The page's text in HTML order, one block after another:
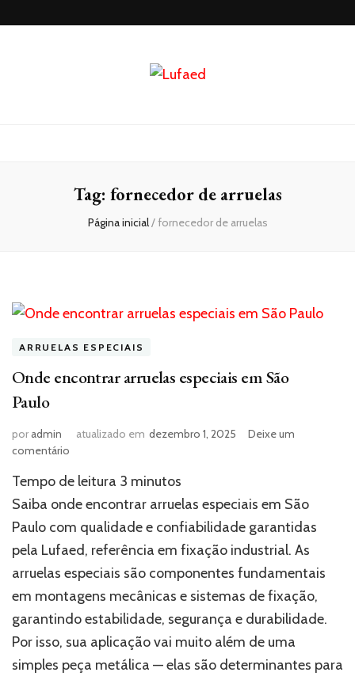
Tag: fornecedor de arruelas
Página inicial/fornecedor de arruelas
ARRUELAS ESPECIAIS
Onde encontrar arruelas especiais em São
Paulo
poradmin atualizado em dezembro 1, 2025
Deixe um
comentário
encontrar
arruelas
em
São
Tempo de leitura 3 minutos
Saiba onde encontrar arruelas especiais em São
Paulo com qualidade e confiabilidade garantidas
pela Lufaed, referência em fixação industrial. As
arruelas especiais são componentes fundamentais
em montagens mecânicas e sistemas de fixação,
garantindo estabilidade, segurança e durabilidade.
Por isso, sua aplicação vai muito além de uma
simples peça metálica — elas são determinantes para